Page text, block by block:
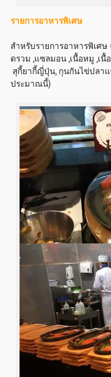
รายการอาหารพิเศษ
สำหรับรายการอาหารพิเศษ
ดรวม ,แซลมอน ,เนื้อหมู ,เนื้
สุกี้ยากี้ญี่ปุ่น, กุนกันไข่ปลา
ประมาณนี้)